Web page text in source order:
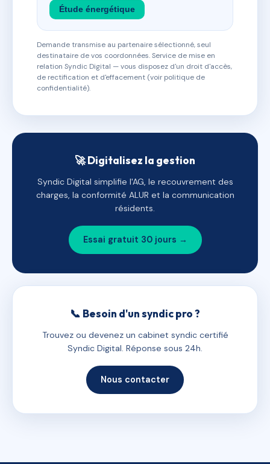
Étude énergétique
Demande transmise au partenaire sélectionné, seul
destinataire de vos coordonnées. Service de mise en
relation Syndic Digital — vous disposez d'un droit d'accès,
de rectification et d'effacement (voir politique de
confidentialité).
🚀 Digitalisez la gestion
Syndic Digital simplifie l'AG, le recouvrement des
charges, la conformité ALUR et la communication
résidents.
Essai gratuit 30 jours →
📞 Besoin d'un syndic pro ?
Trouvez ou devenez un cabinet syndic certifié
Syndic Digital. Réponse sous 24h.
Nous contacter